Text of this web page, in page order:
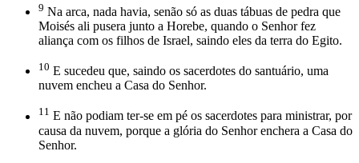
9 Na arca, nada havia, senão só as duas tábuas de pedra que
Moisés ali pusera junto a Horebe, quando o Senhor fez
aliança com os filhos de Israel, saindo eles da terra do Egito.
10 E sucedeu que, saindo os sacerdotes do santuário, uma
nuvem encheu a Casa do Senhor.
11 E não podiam ter-se em pé os sacerdotes para ministrar, por
causa da nuvem, porque a glória do Senhor enchera a Casa do
Senhor.